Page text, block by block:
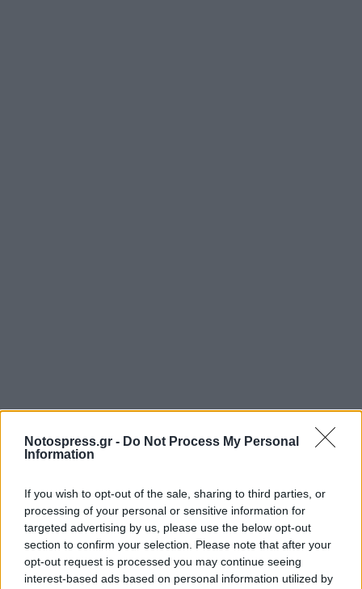
Notospress.gr - Do Not Process My Personal
Information
If you wish to opt-out of the sale, sharing to third parties, or
processing of your personal or sensitive information for
targeted advertising by us, please use the below opt-out
section to confirm your selection. Please note that after your
opt-out request is processed you may continue seeing
interest-based ads based on personal information utilized by
Σχετικά Άρθρα